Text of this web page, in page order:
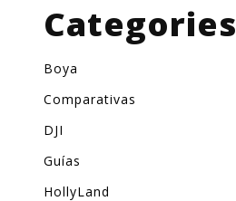
Categories
Boya
Comparativas
DJI
Guías
HollyLand